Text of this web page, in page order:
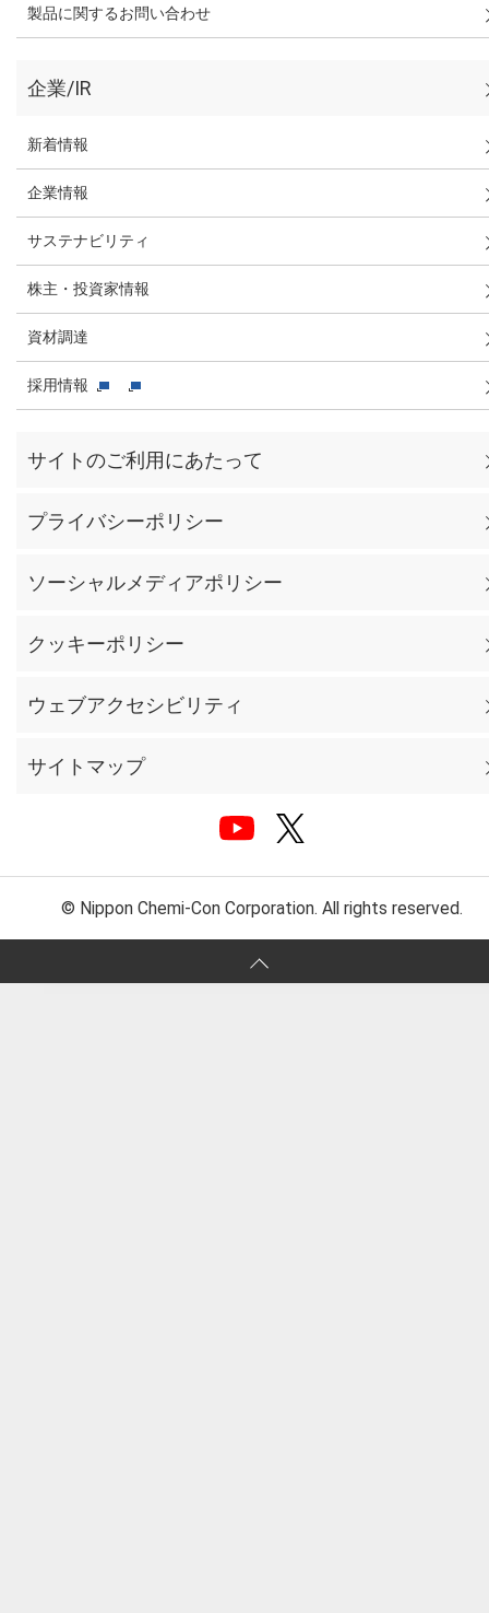
製品に関するお問い合わせ
企業/IR
新着情報
企業情報
サステナビリティ
株主・投資家情報
資材調達
採用情報
サイトのご利用にあたって
プライバシーポリシー
ソーシャルメディアポリシー
クッキーポリシー
ウェブアクセシビリティ
サイトマップ
© Nippon Chemi-Con Corporation. All rights reserved.